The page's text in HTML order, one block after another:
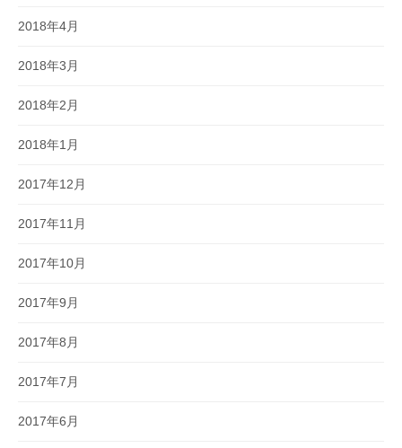
2018年4月
2018年3月
2018年2月
2018年1月
2017年12月
2017年11月
2017年10月
2017年9月
2017年8月
2017年7月
2017年6月